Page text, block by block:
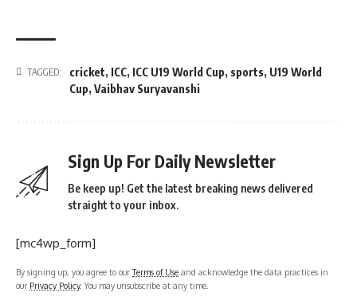
TAGGED: cricket, ICC, ICC U19 World Cup, sports, U19 World
Cup, Vaibhav Suryavanshi
Sign Up For Daily Newsletter
Be keep up! Get the latest breaking news delivered
straight to your inbox.
[mc4wp_form]
By signing up, you agree to ourTerms of Use and acknowledge the data practices in
our Privacy Policy. You may unsubscribe at any time.